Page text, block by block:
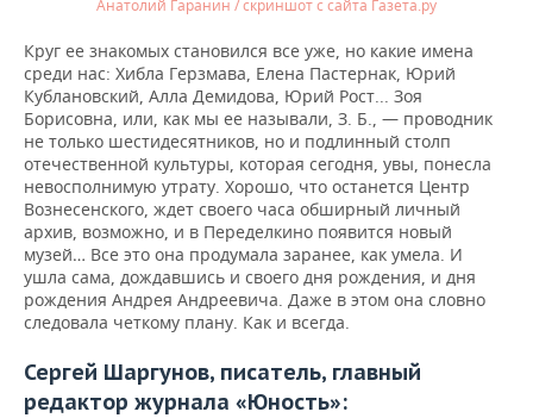
Анатолий Гаранин / скриншот с сайта Газета.ру
Круг ее знакомых становился все уже, но какие имена
среди нас: Хибла Герзмава, Елена Пастернак, Юрий
Кублановский, Алла Демидова, Юрий Рост... Зоя
Борисовна, или, как мы ее называли, З. Б., — проводник
не только шестидесятников, но и подлинный столп
отечественной культуры, которая сегодня, увы, понесла
невосполнимую утрату. Хорошо, что останется Центр
Вознесенского, ждет своего часа обширный личный
архив, возможно, и в Переделкино появится новый
музей… Все это она продумала заранее, как умела. И
ушла сама, дождавшись и своего дня рождения, и дня
рождения Андрея Андреевича. Даже в этом она словно
следовала четкому плану. Как и всегда.
Сергей Шаргунов, писатель, главный
редактор журнала «Юность»: